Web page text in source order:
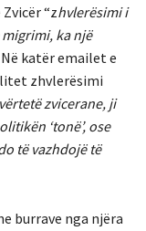
“zhvlerësimi i
ka një
Në katër emailet e
zhvlerësimi
zvicerane, ji
‘tonë’, ose
të vazhdojë të
burrave nga njëra